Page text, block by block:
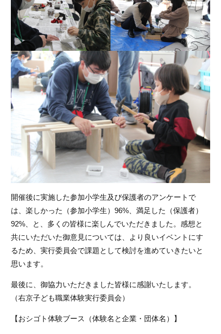
開催後に実施した参加小学生及び保護者のアンケートで
は、楽しかった（参加小学生）96%、満足した（保護者）
92%、と、多くの皆様に楽しんでいただきました。感想と
共にいただいた御意見については、より良いイベントにす
るため、実行委員会で課題として検討を進めていきたいと
思います。
最後に、御協力いただきました皆様に感謝いたします。
（右京子ども職業体験実行委員会）
【おシゴト体験ブース（体験名と企業・団体名）】